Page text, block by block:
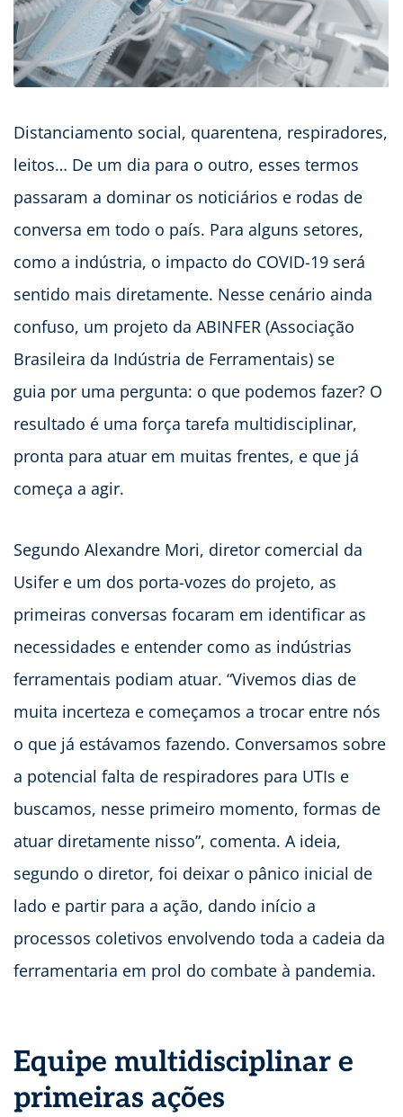
Distanciamento social, quarentena, respiradores,
leitos… De um dia para o outro, esses termos
passaram a dominar os noticiários e rodas de
conversa em todo o país. Para alguns setores,
como a indústria, o impacto do COVID-19 será
sentido mais diretamente. Nesse cenário ainda
confuso, um projeto da ABINFER (Associação
Brasileira da Indústria de Ferramentais) se
guia por uma pergunta: o que podemos fazer? O
resultado é uma força tarefa multidisciplinar,
pronta para atuar em muitas frentes, e que já
começa a agir.
Segundo Alexandre Mori, diretor comercial da
Usifer e um dos porta-vozes do projeto, as
primeiras conversas focaram em identificar as
necessidades e entender como as indústrias
ferramentais podiam atuar. “Vivemos dias de
muita incerteza e começamos a trocar entre nós
o que já estávamos fazendo. Conversamos sobre
a potencial falta de respiradores para UTIs e
buscamos, nesse primeiro momento, formas de
atuar diretamente nisso”, comenta. A ideia,
segundo o diretor, foi deixar o pânico inicial de
lado e partir para a ação, dando início a
processos coletivos envolvendo toda a cadeia da
ferramentaria em prol do combate à pandemia.
Equipe multidisciplinar e
primeiras ações